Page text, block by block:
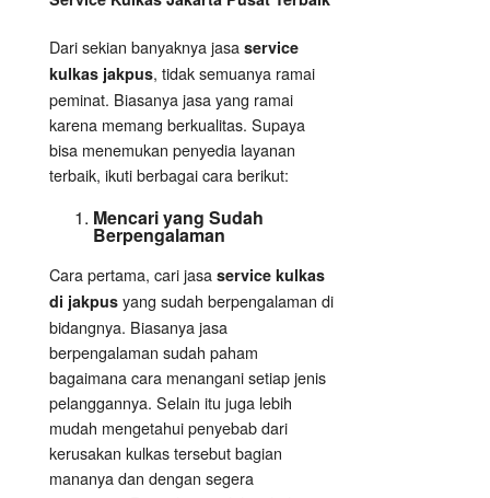
Dari sekian banyaknya jasa service
kulkas jakpus, tidak semuanya ramai
peminat. Biasanya jasa yang ramai
karena memang berkualitas. Supaya
bisa menemukan penyedia layanan
terbaik, ikuti berbagai cara berikut:
Mencari yang Sudah
Berpengalaman
Cara pertama, cari jasa service kulkas
di jakpus yang sudah berpengalaman di
bidangnya. Biasanya jasa
berpengalaman sudah paham
bagaimana cara menangani setiap jenis
pelanggannya. Selain itu juga lebih
mudah mengetahui penyebab dari
kerusakan kulkas tersebut bagian
mananya dan dengan segera